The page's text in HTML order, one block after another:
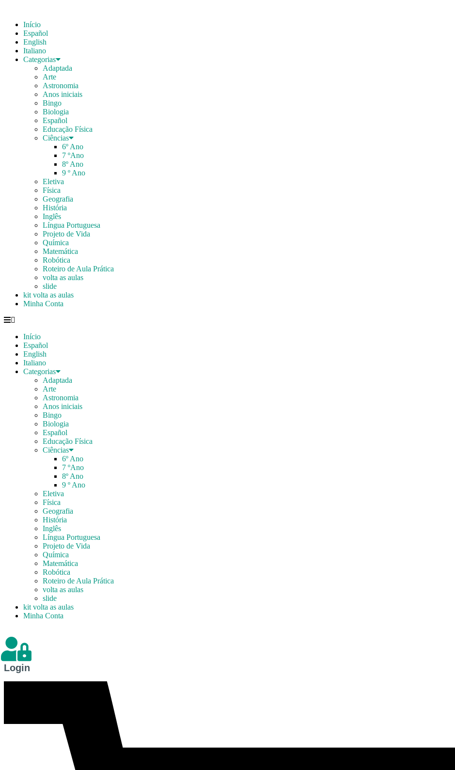
Início
Español
English
Italiano
Categorias
Adaptada
Arte
Astronomia
Anos iniciais
Bingo
Biologia
Español
Educação Física
Ciências
6º Ano
7 ºAno
8º Ano
9 º Ano
Eletiva
Física
Geografia
História
Inglês
Língua Portuguesa
Projeto de Vida
Química
Matemática
Robótica
Roteiro de Aula Prática
volta as aulas
slide
kit volta as aulas
Minha Conta
Início
Español
English
Italiano
Categorias
Adaptada
Arte
Astronomia
Anos iniciais
Bingo
Biologia
Español
Educação Física
Ciências
6º Ano
7 ºAno
8º Ano
9 º Ano
Eletiva
Física
Geografia
História
Inglês
Língua Portuguesa
Projeto de Vida
Química
Matemática
Robótica
Roteiro de Aula Prática
volta as aulas
slide
kit volta as aulas
Minha Conta
Login